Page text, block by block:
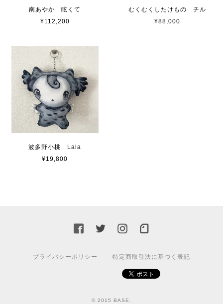
南あやか 眩くて
¥112,200
むくむくしたけもの チル
¥88,000
波多野小桃 Lala
¥19,800
プライバシーポリシー 特定商取引法に基づく表記
© 2015 BASE.